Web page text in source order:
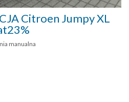
Citroen Jumpy XL
manualna